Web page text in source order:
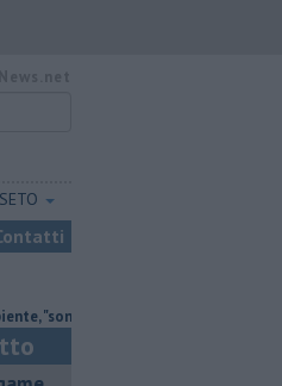
stati anni complessi ma di crescita"